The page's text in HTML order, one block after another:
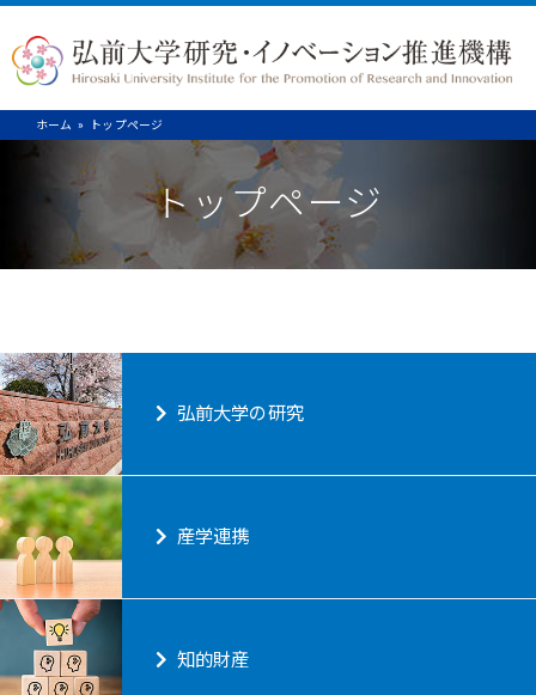
ホーム トップページ
トップページ
弘前大学の研究
産学連携
知的財産